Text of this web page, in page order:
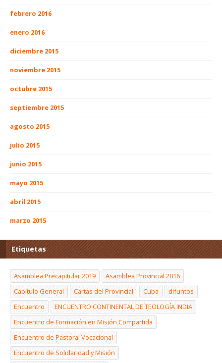
febrero 2016
enero 2016
diciembre 2015
noviembre 2015
octubre 2015
septiembre 2015
agosto 2015
julio 2015
junio 2015
mayo 2015
abril 2015
marzo 2015
Etiquetas
Asamblea Precapitular 2019
Asamblea Provincial 2016
Capítulo General
Cartas del Provincial Cuba
difuntos
Encuentro
ENCUENTRO CONTINENTAL DE TEOLOGÍA INDIA
Encuentro de Formación en Misión Compartida
Encuentro de Pastoral Vocacional
Encuentro de Solidaridad y Misión